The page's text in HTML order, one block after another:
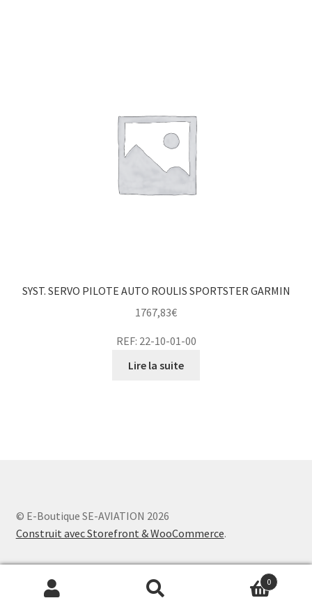
SYST. SERVO PILOTE AUTO ROULIS SPORTSTER GARMIN
1767,83€
REF: 22-10-01-00
Lire la suite
© E-Boutique SE-AVIATION 2026
Construit avec Storefront & WooCommerce.
0